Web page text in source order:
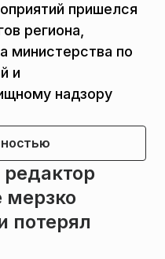
пришелся
региона,
министерства по
и
надзору
мерзко
потерял